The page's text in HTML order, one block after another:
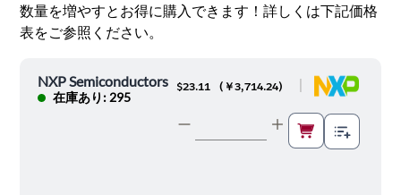
数量を増やすとお得に購入できます！詳しくは下記価格
表をご参照ください。
NXP Semiconductors
在庫あり: 295
$23.11 ( ￥3,714.24)